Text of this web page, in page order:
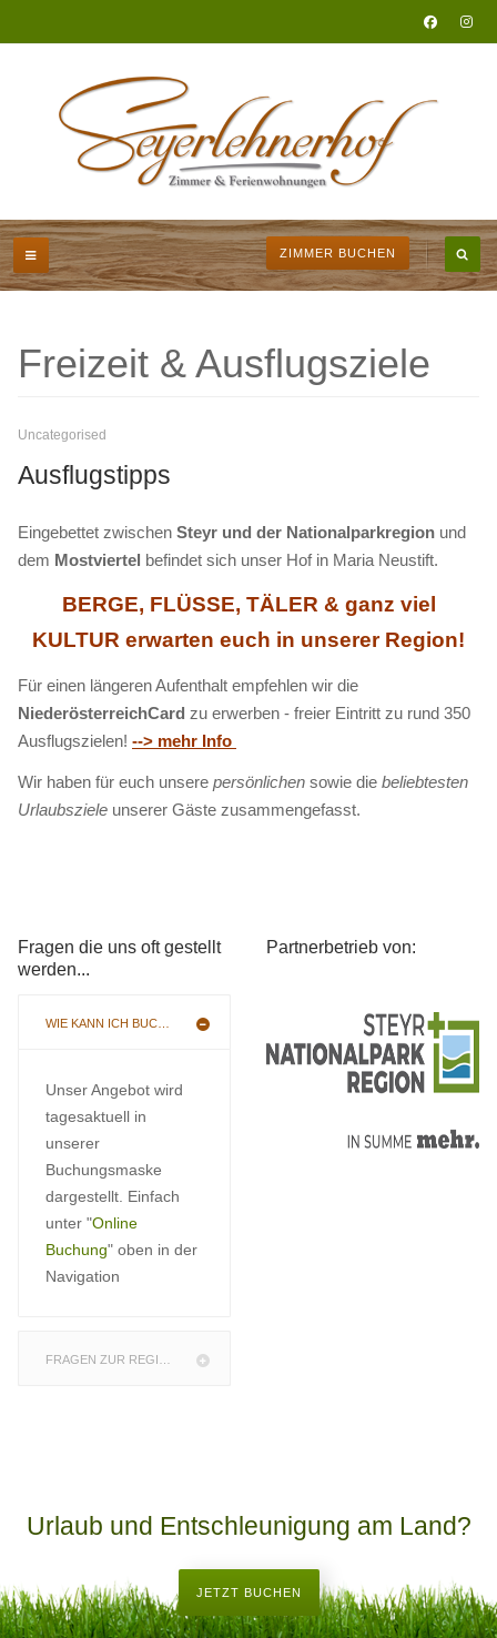
ZIMMER BUCHEN
Freizeit & Ausflugsziele
Uncategorised
Ausflugstipps
Eingebettet zwischen Steyr und der Nationalparkregion und
dem Mostviertel befindet sich unser Hof in Maria Neustift.
BERGE, FLÜSSE, TÄLER & ganz viel
KULTUR erwarten euch in unserer Region!
Für einen längeren Aufenthalt empfehlen wir die
NiederösterreichCard zu erwerben - freier Eintritt zu rund 350
Ausflugszielen! --> mehr Info
Wir haben für euch unsere persönlichen sowie die beliebtesten
Urlaubsziele unserer Gäste zusammengefasst.
Fragen die uns oft gestellt
werden...
WIE KANN ICH BUCHEN
Unser Angebot wird
tagesaktuell in
unserer
Buchungsmaske
dargestellt. Einfach
unter "Online
Buchung" oben in der
Navigation
FRAGEN ZUR REGION
Partnerbetrieb von:
Urlaub und Entschleunigung am Land?
JETZT BUCHEN